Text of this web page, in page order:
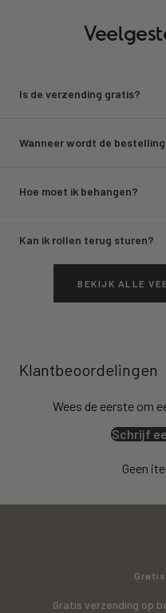
Is de verzending gratis?
Wanneer wordt de
Hoe moet ik behangen?
Kan ik rollen terug sturen?
BEKIJK ALLE
Klantbeoordelingen
Wees de eerste om
Schrijf
Geen
Gratis verzending op